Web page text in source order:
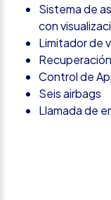
Sistema de
con
Limitador de
Control de
Seis airbags
Llamada de